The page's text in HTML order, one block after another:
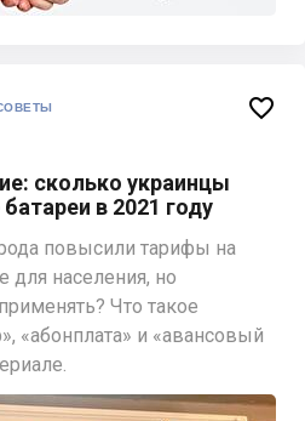
сколько украинцы
в 2021 году
повысили тарифы на
для населения, но
Что такое
«абонплата» и «авансовый
